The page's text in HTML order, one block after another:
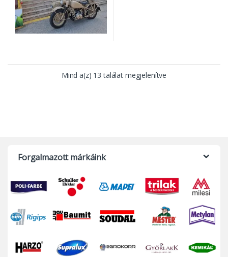
Mind a(z) 13 találat megjelenítve
Forgalmazott márkáink